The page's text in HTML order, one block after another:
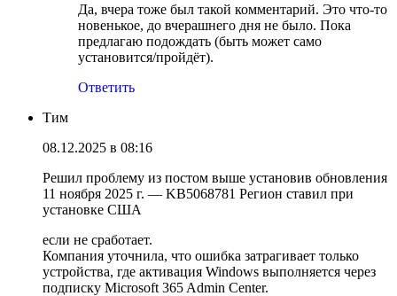
Да, вчера тоже был такой комментарий. Это что-то
новенькое, до вчерашнего дня не было. Пока
предлагаю подождать (быть может само
установится/пройдёт).
Ответить
Тим
08.12.2025 в 08:16
Решил проблему из постом выше установив обновления
11 ноября 2025 г. — KB5068781 Регион ставил при
установке США
если не сработает.
Компания уточнила, что ошибка затрагивает только
устройства, где активация Windows выполняется через
подписку Microsoft 365 Admin Center.